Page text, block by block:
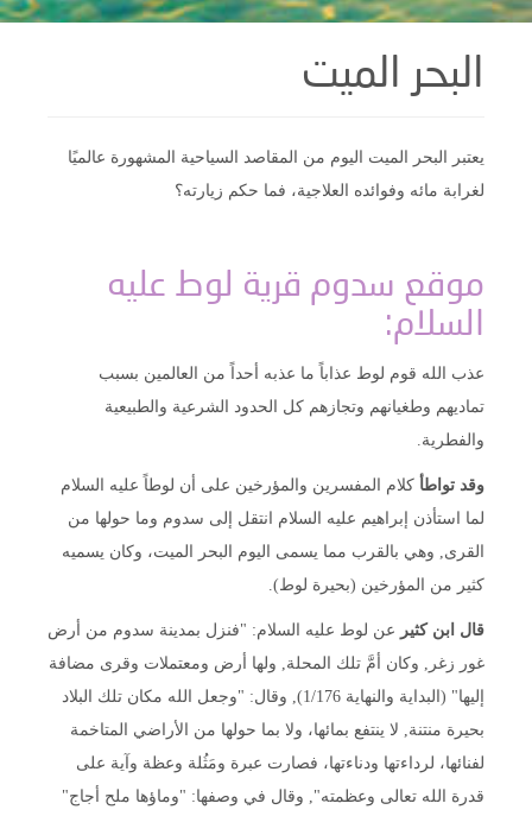
البحر الميت
يعتبر البحر الميت اليوم من المقاصد السياحية المشهورة عالميًا
لغرابة مائه وفوائده العلاجية، فما حكم زيارته؟
موقع سدوم قرية لوط عليه
السلام:
عذب الله قوم لوط عذاباً ما عذبه أحداً من العالمين بسبب
تماديهم وطغيانهم وتجازهم كل الحدود الشرعية والطبيعية
والفطرية.
وقد تواطأ كلام المفسرين والمؤرخين على أن لوطاً عليه السلام
لما استأذن إبراهيم عليه السلام انتقل إلى سدوم وما حولها من
القرى, وهي بالقرب مما يسمى اليوم البحر الميت، وكان يسميه
كثير من المؤرخين (بحيرة لوط).
قال ابن كثير عن لوط عليه السلام: "فنزل بمدينة سدوم من أرض
غور زغر, وكان أمَّ تلك المحلة, ولها أرض ومعتملات وقرى مضافة
إليها" (البداية والنهاية 1/176), وقال: "وجعل الله مكان تلك البلاد
بحيرة منتنة, لا ينتفع بمائها، ولا بما حولها من الأراضي المتاخمة
لفنائها، لرداءتها ودناءتها، فصارت عبرة ومَثُلة وعظة وآية على
قدرة الله تعالى وعظمته", وقال في وصفها: "وماؤها ملح أجاج"